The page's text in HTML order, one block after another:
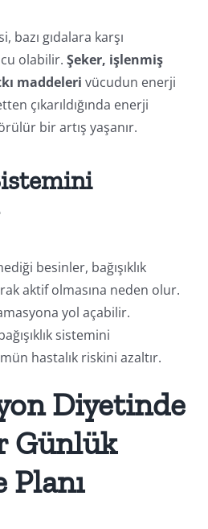
bazı gıdalara karşı
olabilir. Şeker, işlenmiş
maddeleri vücudun enerji
çıkarıldığında enerji
bir artış yaşanır.
besinler, bağışıklık
aktif olmasına neden olur.
yol açabilir.
sistemini
hastalık riskini azaltır.
Diyetinde
Günlük
Planı